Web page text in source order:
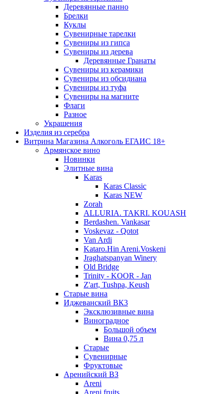
Деревянные панно
Брелки
Куклы
Сувенирные тарелки
Сувениры из гипса
Сувениры из дерева
Деревянные Гранаты
Сувениры из керамики
Сувениры из обсидиана
Сувениры из туфа
Сувениры на магните
Флаги
Разное
Украшения
Изделия из серебра
Витрина Магазина Алкоголь ЕГАИС 18+
Армянское вино
Новинки
Элитные вина
Karas
Karas Classic
Karas NEW
Zorah
ALLURIA. TAKRI. KOUASH
Berdashen. Vankasar
Voskevaz - Qotot
Van Ardi
Kataro.Hin Areni.Voskeni
Jraghatspanyan Winery
Old Bridge
Trinity - KOOR - Jan
Z'art, Tushpa, Keush
Старые вина
Иджеванский ВК3
Эксклюзивные вина
Виноградное
Большой объем
Вина 0,75 л
Старые
Сувенирные
Фруктовые
Аренийский ВЗ
Areni
Areni fruits